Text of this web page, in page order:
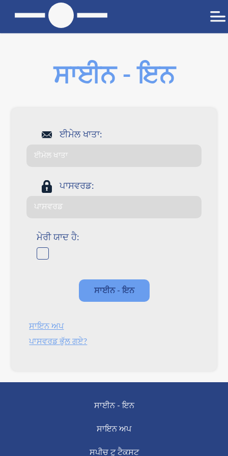
ਸਾਈਨ - ਇਨ
ਈਮੇਲ ਖਾਤਾ:
ਪਾਸਵਰਡ:
ਮੇਰੀ ਯਾਦ ਹੈ:
ਸਾਇਨ ਅਪ
ਪਾਸਵਰਡ ਭੁੱਲ ਗਏ?
ਸਾਈਨ - ਇਨ
ਸਾਇਨ ਅਪ
ਸਪੀਚ ਟੂ ਟੈਕਸਟ